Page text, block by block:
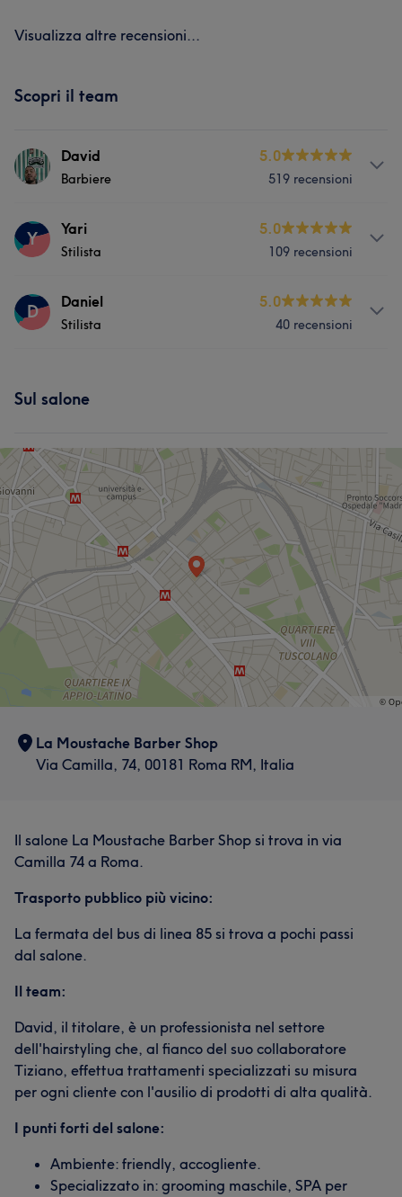
Visualizza altre recensioni...
Scopri il team
David
Barbiere
5.0
519 recensioni
Servizi
Cosa dicono i nostri clienti di David
Buona attenzione ai dettagli
Y Yari
Stilista
5.0
109 recensioni
Servizi
Cosa dicono i nostri clienti di Yari
D Daniel
Stilista
5.0
40 recensioni
Sul salone
La Moustache Barber Shop
Via Camilla, 74, 00181 Roma RM, Italia
Il salone La Moustache Barber Shop si trova in via
Camilla 74 a Roma.
Trasporto pubblico più vicino:
La fermata del bus di linea 85 si trova a pochi passi
dal salone.
Il team:
David, il titolare, è un professionista nel settore
dell'hairstyling che, al fianco del suo collaboratore
Tiziano, effettua trattamenti specializzati su misura
per ogni cliente con l'ausilio di prodotti di alta qualità.
I punti forti del salone:
Ambiente: friendly, accogliente.
Specializzato in: grooming maschile, SPA per